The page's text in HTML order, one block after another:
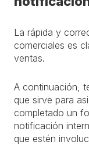
La rápida y
comerciales es
ventas.
A continuación,
que sirve para
completado un
notificación
que estén